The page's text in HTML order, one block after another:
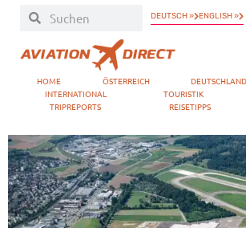
DEUTSCH » ENGLISH »
HOME ÖSTERREICH DEUTSCHLAND
INTERNATIONAL
TOURISTIK
TRIPREPORTS
REISETIPPS